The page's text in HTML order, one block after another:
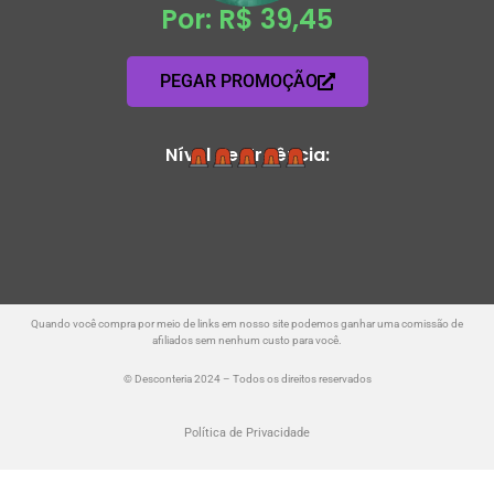
Por: R$ 39,45
PEGAR PROMOÇÃO
Nível de Urgência:
Quando você compra por meio de links em nosso site podemos ganhar uma comissão de
afiliados sem nenhum custo para você.
© Desconteria 2024 – Todos os direitos reservados
Política de Privacidade